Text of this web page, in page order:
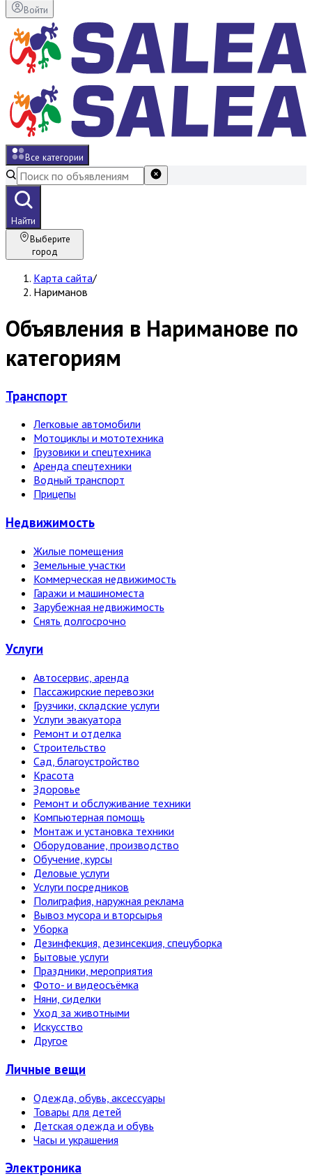
Войти
Все категории
Найти
Выберите
город
Карта сайта/
Нариманов
Объявления в Нариманове по
категориям
Транспорт
Легковые автомобили
Мотоциклы и мототехника
Грузовики и спецтехника
Аренда спецтехники
Водный транспорт
Прицепы
Недвижи­мость
Жилые помещения
Земельные участки
Коммерческая недвижимость
Гаражи и машиноместа
Зарубежная недвижимость
Снять долгосрочно
Услуги
Автосервис, аренда
Пассажирские перевозки
Грузчики, складские услуги
Услуги эвакуатора
Ремонт и отделка
Строительство
Сад, благоустройство
Красота
Здоровье
Ремонт и обслуживание техники
Компьютерная помощь
Монтаж и установка техники
Оборудование, производство
Обучение, курсы
Деловые услуги
Услуги посредников
Полиграфия, наружная реклама
Вывоз мусора и вторсырья
Уборка
Дезинфекция, дезинсекция, спецуборка
Бытовые услуги
Праздники, мероприятия
Фото- и видеосъёмка
Няни, сиделки
Уход за животными
Искусство
Другое
Личные вещи
Одежда, обувь, аксессуары
Товары для детей
Детская одежда и обувь
Часы и украшения
Электро­ника